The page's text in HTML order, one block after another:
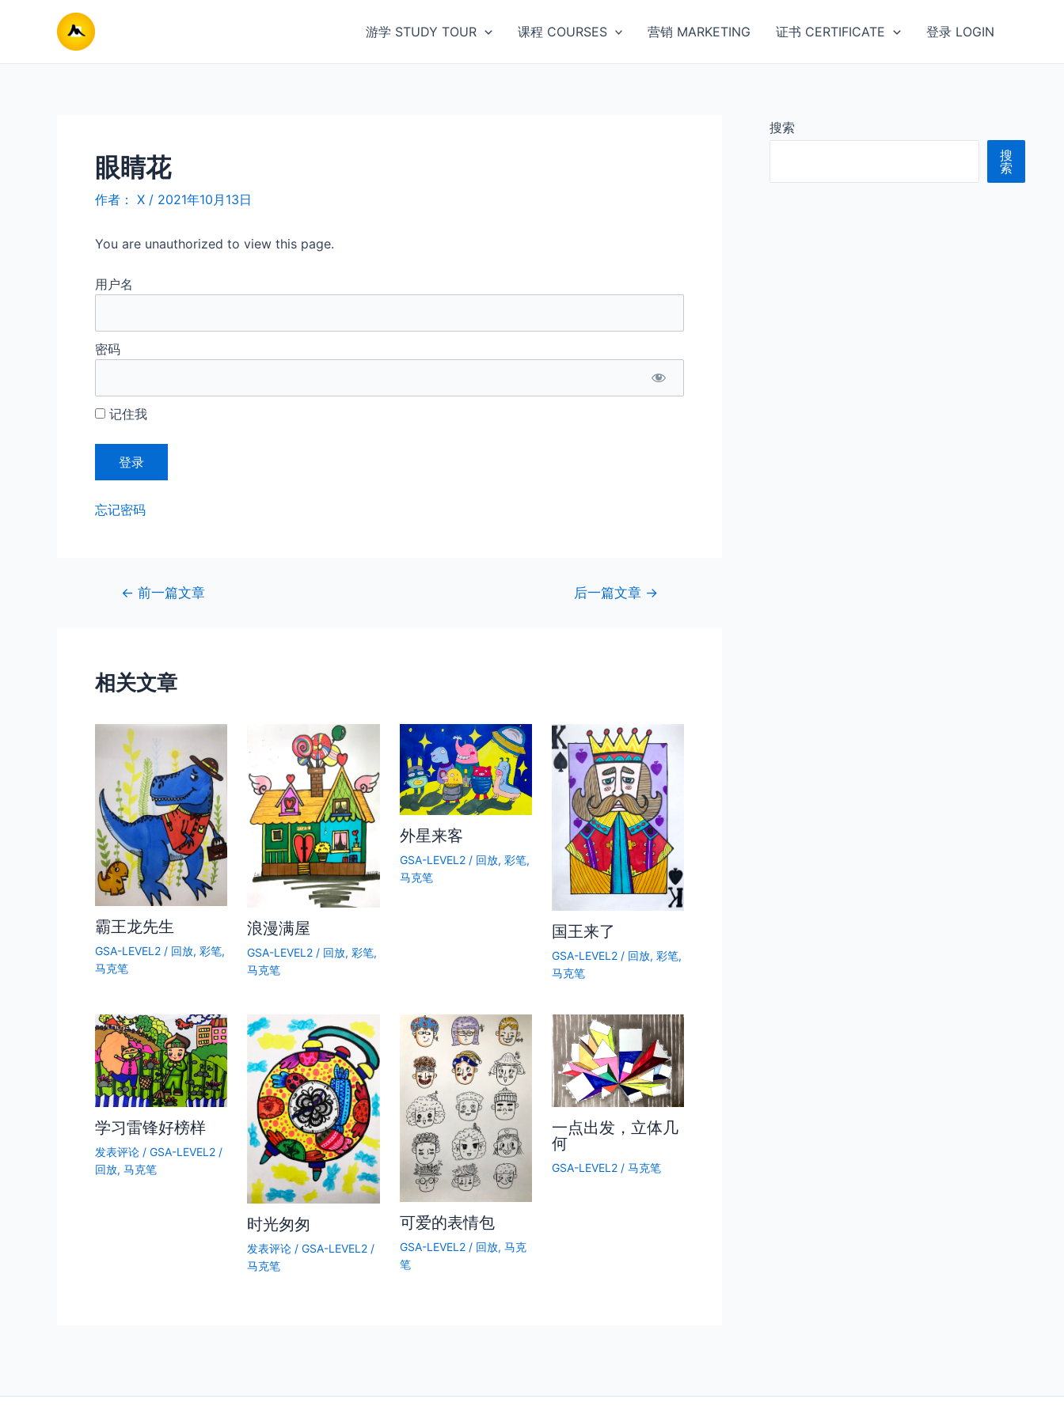
游学 STUDY TOUR 课程 COURSES 营销 MARKETING 证书 CERTIFICATE 登录 LOGIN
眼睛花
作者： X / 2021年10月13日
You are unauthorized to view this page.
用户名
密码
记住我
忘记密码
← 前一篇文章 后一篇文章 →
相关文章
霸王龙先生
GSA-LEVEL2 / 回放, 彩笔,
马克笔
浪漫满屋
GSA-LEVEL2 / 回放,彩笔,
马克笔
外星来客
GSA-LEVEL2/ 回放, 彩笔,
马克笔
国王来了
GSA-LEVEL2/ 回放, 彩笔,
马克笔
学习雷锋好榜样
发表评论 / GSA-LEVEL2 /
回放, 马克笔
时光匆匆
发表评论 /GSA-LEVEL2 /
马克笔
可爱的表情包
GSA-LEVEL2/ 回放, 马克
笔
一点出发，立体几
何
GSA-LEVEL2/ 马克笔
搜索
搜
索